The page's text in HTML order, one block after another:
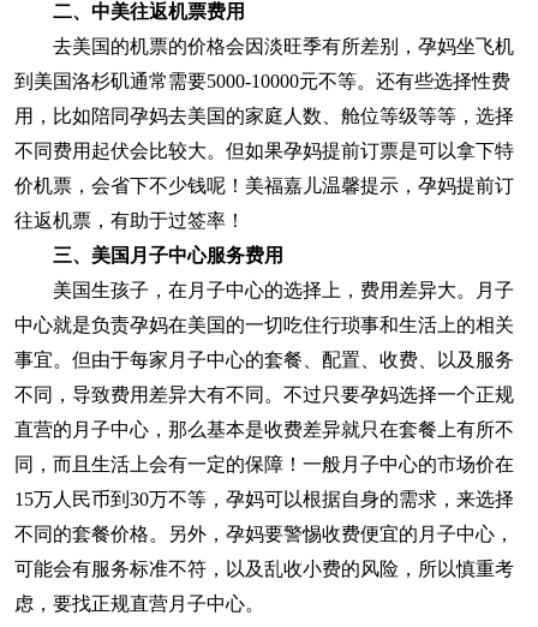
二、中美往返机票费用
去美国的机票的价格会因淡旺季有所差别，孕妈坐飞机
到美国洛杉矶通常需要5000-10000元不等。还有些选择性费
用，比如陪同孕妈去美国的家庭人数、舱位等级等等，选择
不同费用起伏会比较大。但如果孕妈提前订票是可以拿下特
价机票，会省下不少钱呢！美福嘉儿温馨提示，孕妈提前订
往返机票，有助于过签率！
三、美国 月子中心服务费用
​美国生孩子，在月子中心的选择上，费用差异大。月子
中心就是负责孕妈在美国的一切吃住行琐事和生活上的相关
事宜。但由于每家月子中心的套餐、配置、收费、以及服务
不同，导致费用差异大有不同。不过只要孕妈选择一个正规
直营的月子中心，那么基本是收费差异就只在套餐上有所不
同，而且生活上会有一定的保障！一般月子中心的市场价在
15万人民币到30万不等，孕妈可以根据自身的需求，来选择
不同的套餐价格。另外，孕妈要警惕收费便宜的月子中心，
可能会有服务标准不符，以及乱收小费的风险，所以慎重考
虑，要找正规直营月子中心。